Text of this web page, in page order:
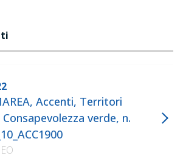
Accenti, Territori
verde, n.